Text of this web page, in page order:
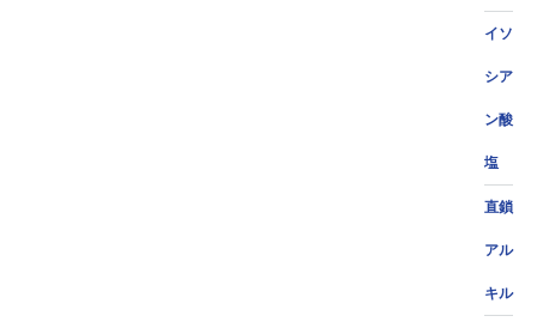
イソ
シア
ン酸
塩
直鎖
アル
キル